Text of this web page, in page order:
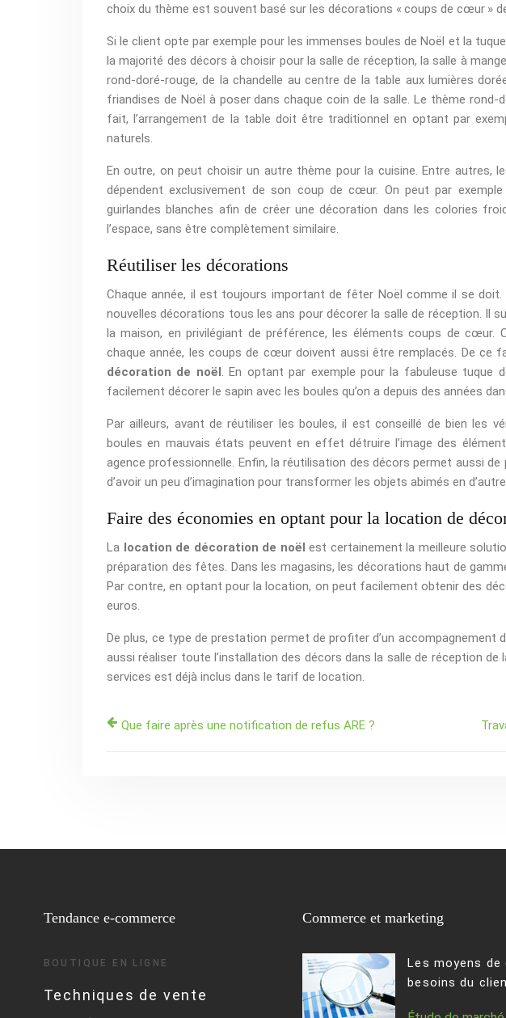
choix du thème est souvent basé sur les décorations « coups de cœur »
Si le client opte par exemple pour les immenses boules de Noël et la
la majorité des décors à choisir pour la salle de réception, la salle à
rond-doré-rouge, de la chandelle au centre de la table aux lumières
friandises de Noël à poser dans chaque coin de la salle. Le thème
fait, l’arrangement de la table doit être traditionnel en optant par
naturels.
En outre, on peut choisir un autre thème pour la cuisine. Entre autres,
dépendent exclusivement de son coup de cœur. On peut par
guirlandes blanches afin de créer une décoration dans les colories
l’espace, sans être complètement similaire.
Réutiliser les décorations
Chaque année, il est toujours important de fêter Noël comme il se doit.
nouvelles décorations tous les ans pour décorer la salle de réception. Il
la maison, en privilégiant de préférence, les éléments coups de cœur.
chaque année, les coups de cœur doivent aussi être remplacés. De ce
décoration de noël . En optant par exemple pour la fabuleuse
facilement décorer le sapin avec les boules qu’on a depuis des années
Par ailleurs, avant de réutiliser les boules, il est conseillé de bien les
boules en mauvais états peuvent en effet détruire l’image des
agence professionnelle. Enfin, la réutilisation des décors permet aussi
d’avoir un peu d’imagination pour transformer les objets abimés en
Faire des économies en optant pour la location de
La location de décoration de noël est certainement la meilleure
préparation des fêtes. Dans les magasins, les décorations haut de
Par contre, en optant pour la location, on peut facilement obtenir des
euros.
De plus, ce type de prestation permet de profiter d’un accompagnement
aussi réaliser toute l’installation des décors dans la salle de réception
services est déjà inclus dans le tarif de location.
Que faire après une notification de refus ARE ?
Tendance e-commerce
BOUTIQUE EN LIGNE
Techniques de vente
Commerce et marketing
Les moyens
besoins du